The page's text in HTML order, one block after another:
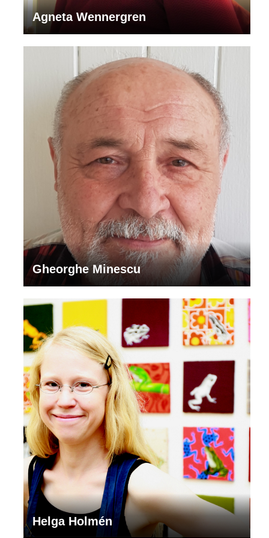
Agneta Wennergren
Gheorghe Minescu
Helga Holmén